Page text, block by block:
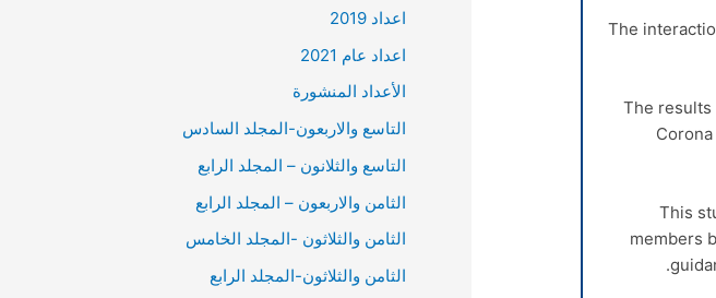
The
The results
This
members
اعداد 2019
اعداد عام 2021
الأعداد المنشورة
التاسع والاربعون-المجلد السادس
التاسع والثلانون – المجلد الرابع
الثامن والاربعون – المجلد الرابع
الثامن والثلاثون -المجلد الخامس
الثامن والثلاثون-المجلد الرابع